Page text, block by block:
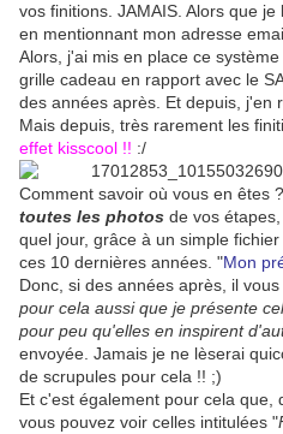
vos finitions. JAMAIS. Alors que
en mentionnant mon adresse
Alors, j'ai mis en place ce
grille cadeau en rapport avec le
des années après. Et depuis, j'en
Mais depuis, très rarement les
effet kisscool !! :/
Comment savoir où vous en êtes
toutes les photos de vos
quel jour, grâce à un simple
ces 10 dernières années. "Mon
Donc, si des années après, il
pour cela aussi que je présente
pour peu qu'elles en inspirent
envoyée. Jamais je ne lèserai
de scrupules pour cela !! ;)
Et c'est également pour cela que,
vous pouvez voir celles intitulées "